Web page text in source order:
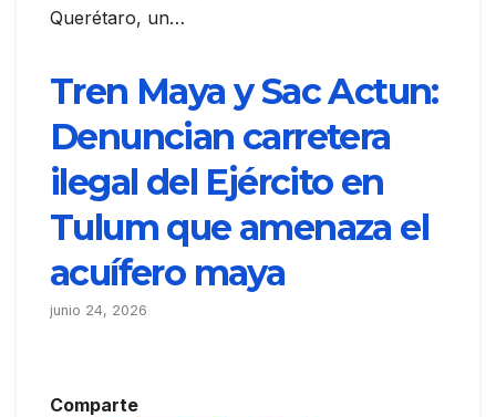
Querétaro, un…
Tren Maya y Sac Actun:
Denuncian carretera
ilegal del Ejército en
Tulum que amenaza el
acuífero maya
junio 24, 2026
Comparte